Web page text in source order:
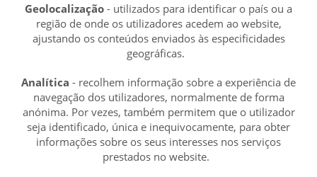
Geolocalização - utilizados para identificar o país ou a
região de onde os utilizadores acedem ao website,
ajustando os conteúdos enviados às especificidades
geográficas.
Analítica - recolhem informação sobre a experiência de
navegação dos utilizadores, normalmente de forma
anónima. Por vezes, também permitem que o utilizador
seja identificado, única e inequivocamente, para obter
informações sobre os seus interesses nos serviços
prestados no website.